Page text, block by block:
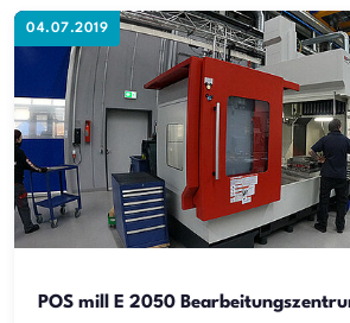
04.07.2019
POS mill E 2050